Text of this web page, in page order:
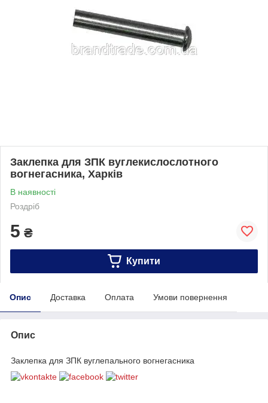
Заклепка для ЗПК вуглекислослотного
вогнегасника, Харків
В наявності
Роздріб
5 ₴
Купити
Опис Доставка Оплата Умови повернення
Опис
Заклепка для ЗПК вуглепального вогнегасника